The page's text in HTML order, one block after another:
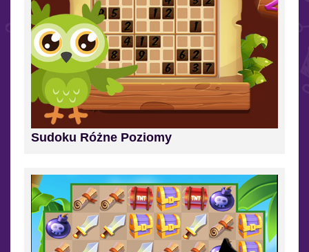
Sudoku Różne Poziomy